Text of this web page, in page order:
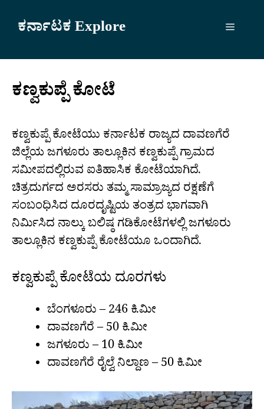
ಕರ್ನಾಟಕ Explore Menu
ಕಣ್ವಕುಪ್ಪೆ ಕೋಟೆ
ಕಣ್ವಕುಪ್ಪೆ ಕೋಟೆಯು ಕರ್ನಾಟಕ ರಾಜ್ಯದ ದಾವಣಗೆರೆ
ಜಿಲ್ಲೆಯ ಜಗಳೂರು ತಾಲ್ಲೂಕಿನ ಕಣ್ವಕುಪ್ಪೆ ಗ್ರಾಮದ
ಸಮೀಪದಲ್ಲಿರುವ ಐತಿಹಾಸಿಕ ಕೋಟೆಯಾಗಿದೆ.
ಚಿತ್ರದುರ್ಗದ ಅರಸರು ತಮ್ಮ ಸಾಮ್ರಾಜ್ಯದ ರಕ್ಷಣೆಗೆ
ಸಂಬಂಧಿಸಿದ ದೂರದೃಷ್ಟಿಯ ತಂತ್ರದ ಭಾಗವಾಗಿ
ನಿರ್ಮಿಸಿದ ನಾಲ್ಕು ಬಲಿಷ್ಠ ಗಡಿಕೋಟೆಗಳಲ್ಲಿ ಜಗಳೂರು
ತಾಲ್ಲೂಕಿನ ಕಣ್ವಕುಪ್ಪೆ ಕೋಟೆಯೂ ಒಂದಾಗಿದೆ.
ಕಣ್ವಕುಪ್ಪೆ ಕೋಟೆಯ ದೂರಗಳು
ಬೆಂಗಳೂರು – 246 ಕಿ.ಮೀ
ದಾವಣಗೆರೆ – 50 ಕಿ.ಮೀ
ಜಗಳೂರು – 10 ಕಿ.ಮೀ
ದಾವಣಗೆರೆ ರೈಲ್ವೆ ನಿಲ್ದಾಣ – 50 ಕಿ.ಮೀ